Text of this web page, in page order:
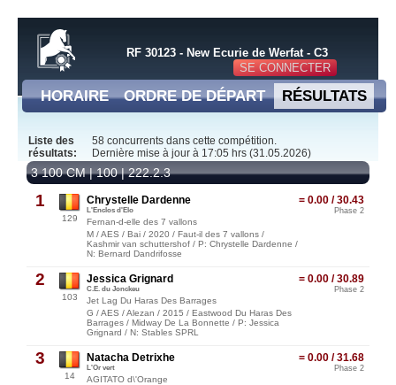
SE CONNECTER
RF 30123 - New Ecurie de Werfat - C3
HORAIRE ORDRE DE DÉPART RÉSULTATS
Liste des
résultats:
58 concurrents dans cette compétition.
Dernière mise à jour à 17:05 hrs (31.05.2026)
3 100 CM | 100 | 222.2.3
1
129
= 0.00 / 30.43
Phase 2
Chrystelle Dardenne
L'Enclos d'Elo
Fernan-d-elle des 7 vallons
M / AES / Bai / 2020 / Faut-il des 7 vallons /
Kashmir van schuttershof / P: Chrystelle Dardenne /
N: Bernard Dandrifosse
2
103
= 0.00 / 30.89
Phase 2
Jessica Grignard
C.E. du Jonckeu
Jet Lag Du Haras Des Barrages
G / AES / Alezan / 2015 / Eastwood Du Haras Des
Barrages / Midway De La Bonnette / P: Jessica
Grignard / N: Stables SPRL
3
14
= 0.00 / 31.68
Phase 2
Natacha Detrixhe
L'Or vert
AGITATO d\'Orange